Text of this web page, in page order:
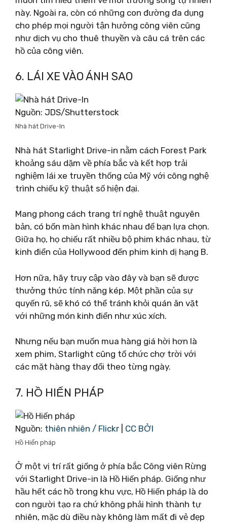
này. Ngoài ra, còn có những con đường đa dụng
cho phép mọi người tận hưởng công viên cũng
như dịch vụ cho thuê thuyền và câu cá trên các
hồ của công viên.
6. LÁI XE VÀO ÁNH SAO
Nguồn: JDS/Shutterstock
Nhà hát Drive-In
Nhà hát Starlight Drive-in nằm cách Forest Park
khoảng sáu dặm về phía bắc và kết hợp trải
nghiệm lái xe truyền thống của Mỹ với công nghệ
trình chiếu kỹ thuật số hiện đại.
Mang phong cách trang trí nghệ thuật nguyên
bản, có bốn màn hình khác nhau để bạn lựa chọn.
Giữa họ, họ chiếu rất nhiều bộ phim khác nhau, từ
kinh điển của Hollywood đến phim kinh dị hạng B.
Hơn nữa, hãy truy cập vào đây và bạn sẽ được
thưởng thức tính năng kép. Một phần của sự
quyến rũ, sẽ khó có thể tránh khỏi quán ăn vặt
với những món kinh điển như xúc xích.
Nhưng nếu bạn muốn mua hàng giá hời hơn là
xem phim, Starlight cũng tổ chức chợ trời với
các mặt hàng thay đổi theo từng ngày.
7. HỒ HIẾN PHÁP
Nguồn: thiên nhiên / Flickr CC BỞI
Hồ Hiến pháp
Ở một vị trí rất giống ở phía bắc Công viên Rừng
với Starlight Drive-in là Hồ Hiến pháp. Giống như
hầu hết các hồ trong khu vực, Hồ Hiến pháp là do
con người tạo ra chứ không phải hình thành tự
nhiên, mặc dù điều này không làm mất đi vẻ đẹp